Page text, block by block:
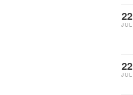
22
JUL
22
JUL